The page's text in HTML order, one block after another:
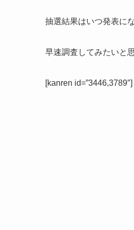
抽選結果はいつ発表に
早速調査してみたいと
[kanren id=”3446,3789″]